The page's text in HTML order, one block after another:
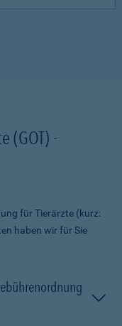
(GOT) -
für Tierärzte (kurz:
haben wir für Sie